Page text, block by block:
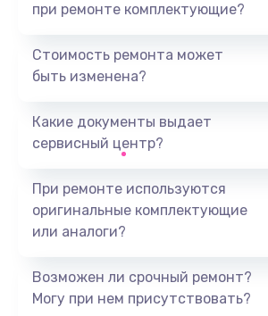
при ремонте комплектующие?
Стоимость ремонта может
быть изменена?
Какие документы выдает
сервисный центр?
При ремонте используются
оригинальные комплектующие
или аналоги?
Возможен ли срочный ремонт?
Могу при нем присутствовать?